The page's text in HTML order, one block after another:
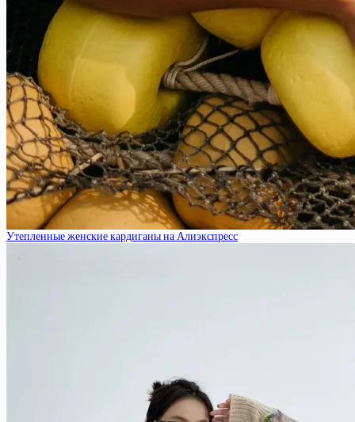
Утепленные женские кардиганы на Алиэкспресс